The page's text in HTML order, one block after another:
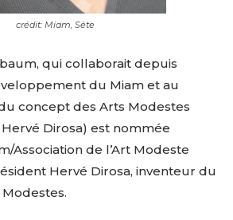
crédit: Miam, Sète
qui collaborait depuis
du Miam et au
concept des Arts Modestes
Dirosa) est nommée
Association de l’Art Modeste
Hervé Dirosa, inventeur du